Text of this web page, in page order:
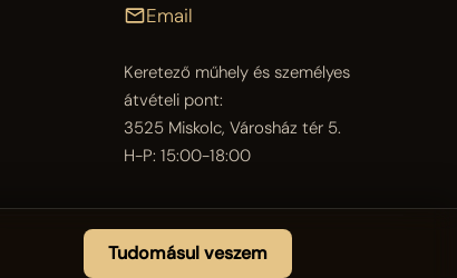
Email
Keretező műhely és személyes
átvételi pont:
3525 Miskolc, Városház tér 5.
H-P: 15:00-18:00
Tudomásul veszem